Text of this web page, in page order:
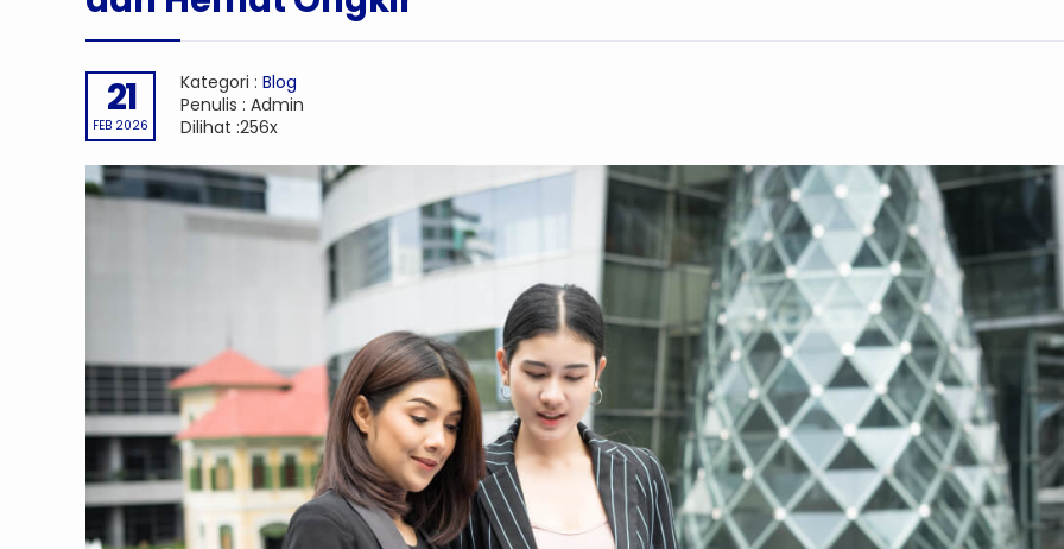
21
FEB 2026
Kategori : Blog
Penulis : Admin
Dilihat :256x